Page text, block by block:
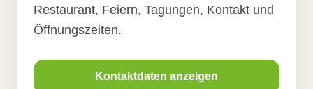
Restaurant, Feiern, Tagungen, Kontakt und
Öffnungszeiten.
Kontaktdaten anzeigen